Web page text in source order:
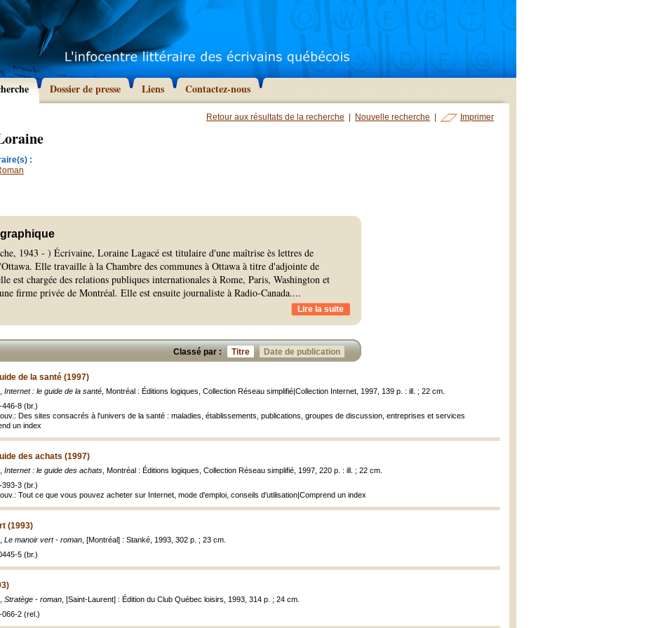
Dossier de presse Liens Contactez-nous
Retour aux résultats de la recherche Nouvelle recherche Imprimer
:
1943 - ) Écrivaine, Loraine Lagacé est titulaire d'une maîtrise ès lettres de
Elle travaille à la Chambre des communes à Ottawa à titre d'adjointe de
est chargée des relations publiques internationales à Rome, Paris, Washington et
firme privée de Montréal. Elle est ensuite journaliste à Radio-Canada....
Lire la suite
Classé par : Titre Date de publication
de la santé (1997)
Internet : le guide de la santé , Montréal : Éditions logiques, Collection Réseau simplifié|Collection Internet, 1997, 139 p. : ill. ; 22 cm.
446-8 (br.)
Des sites consacrés à l'univers de la santé : maladies, établissements, publications, groupes de discussion, entreprises et services
un index
des achats (1997)
Internet : le guide des achats , Montréal : Éditions logiques, Collection Réseau simplifié, 1997, 220 p. : ill. ; 22 cm.
393-3 (br.)
Tout ce que vous pouvez acheter sur Internet, mode d'emploi, conseils d'utilisation|Comprend un index
(1993)
Le manoir vert - roman , [Montréal] : Stanké, 1993, 302 p. ; 23 cm.
5 (br.)
Stratège - roman , [Saint-Laurent] : Édition du Club Québec loisirs, 1993, 314 p. ; 24 cm.
066-2 (rel.)